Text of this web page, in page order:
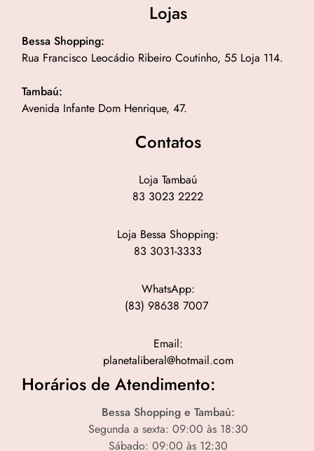
Lojas
Bessa Shopping:
Rua Francisco Leocádio Ribeiro Coutinho, 55 Loja 114.
Tambaú:
Avenida Infante Dom Henrique, 47.
Contatos
Loja Tambaú
83 3023 2222
Loja Bessa Shopping:
83 3031-3333
WhatsApp:
(83) 98638 7007
Email:
planetaliberal@hotmail.com
Horários de Atendimento:
Bessa Shopping e Tambaú:
Segunda a sexta: 09:00 às 18:30
Sábado: 09:00 às 12:30